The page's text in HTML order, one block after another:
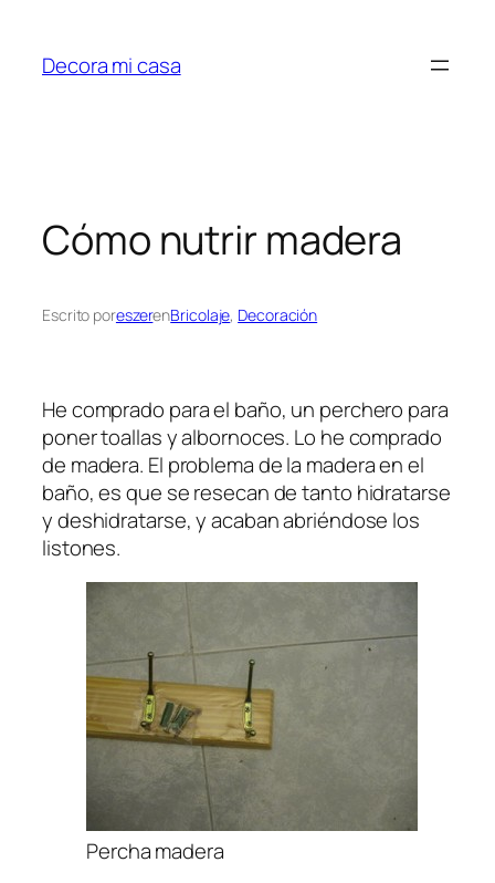
contenido
Decora mi casa
Cómo nutrir madera
Escrito poreszerenBricolaje, Decoración
He comprado para el baño, un perchero para
poner toallas y albornoces. Lo he comprado
de madera. El problema de la madera en el
baño, es que se resecan de tanto hidratarse
y deshidratarse, y acaban abriéndose los
listones.
Percha madera